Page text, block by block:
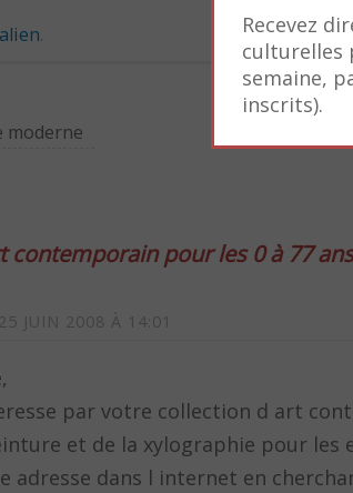
.
moderne
contemporain pour les 0 à 77
25 JUIN 2008 À 14:01
par votre collection d art
et de la xylographie pour les
adresse dans l internet en
Recevez
culturelles
semaine,
inscrits).